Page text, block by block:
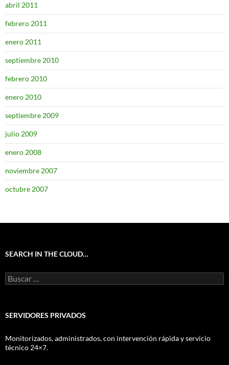
abril 2011
febrero 2011
enero 2011
septiembre 2010
febrero 2010
enero 2010
septiembre 2009
julio 2009
enero 2008
noviembre 2007
octubre 2007
SEARCH IN THE CLOUD…
Buscar:
SERVIDORES PRIVADOS
Monitorizados, administrados, con intervención rápida y servicio
técnico 24×7.